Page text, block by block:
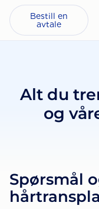
Bestill en
avtale
Alt du
og
Spørsmål